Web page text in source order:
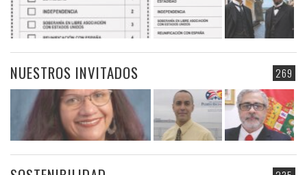
269
NUESTROS INVITADOS